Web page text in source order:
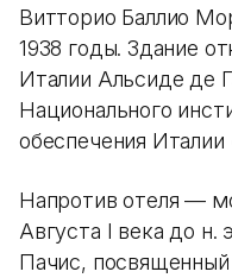
Витторио Баллио
1938 годы. Здание
Италии Альсиде де
Национального
обеспечения Италии
Напротив отеля —
Августа I века до
Пачис,